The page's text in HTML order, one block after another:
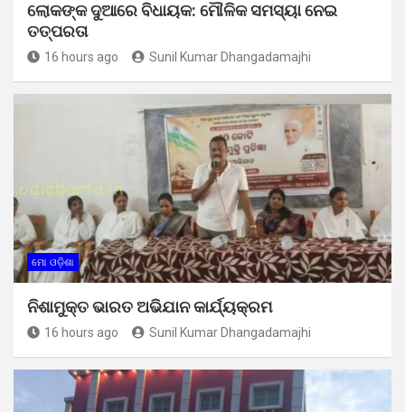
ଲୋକଙ୍କ ଦୁଆରେ ବିଧାୟକ: ମୌଳିକ ସମସ୍ୟା ନେଇ
ତତ୍ପରତା
16 hours ago Sunil Kumar Dhangadamajhi
ମୋ ଓଡ଼ିଶା
ନିଶାମୁକ୍ତ ଭାରତ ଅଭିଯାନ କାର୍ଯ୍ୟକ୍ରମ
16 hours ago Sunil Kumar Dhangadamajhi